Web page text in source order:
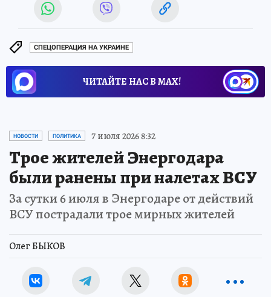
СПЕЦОПЕРАЦИЯ НА УКРАИНЕ
ЧИТАЙТЕ НАС В МАХ!
НОВОСТИ ПОЛИТИКА 7 июля 2026 8:32
Трое жителей Энергодара
были ранены при налетах ВСУ
За сутки 6 июля в Энергодаре от действий
ВСУ пострадали трое мирных жителей
Олег БЫКОВ